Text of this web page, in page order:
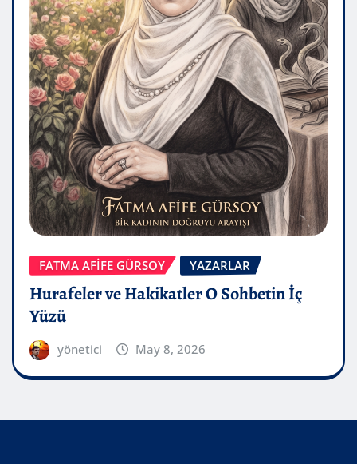
FATMA AFİFE GÜRSOY YAZARLAR
Hurafeler ve Hakikatler O Sohbetin İç
Yüzü
yönetici May 8, 2026